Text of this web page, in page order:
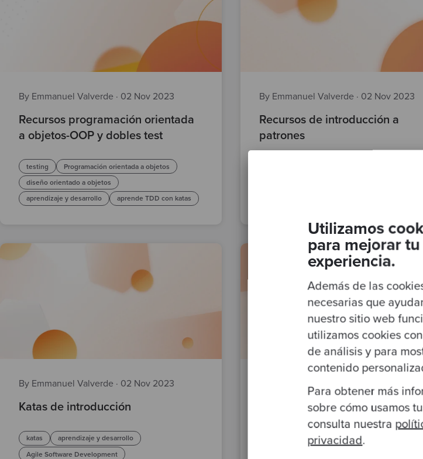
Utilizamos
para mejorar tu
experiencia.
Además de las
necesarias que
nuestro sitio web
utilizamos cookies
de análisis y para
contenido
Para obtener más
sobre cómo usamos
consulta nuestra
privacidad.
By Emmanuel Valverde · 02 Nov 2023
Recursos programación orientada
a objetos-OOP y dobles test
testing
Programación orientada a objetos
diseño orientado a objetos
aprendizaje y desarrollo
aprende TDD con katas
By Emmanuel Valverde · 02 Nov 2023
Recursos de introducción a
patrones
By Emmanuel Valverde · 02 Nov 2023
Katas de introducción
katas
aprendizaje y desarrollo
Agile Software Development
By Emmanuel Valverde 02 Nov 2023
Katas intermedias de
refactorización